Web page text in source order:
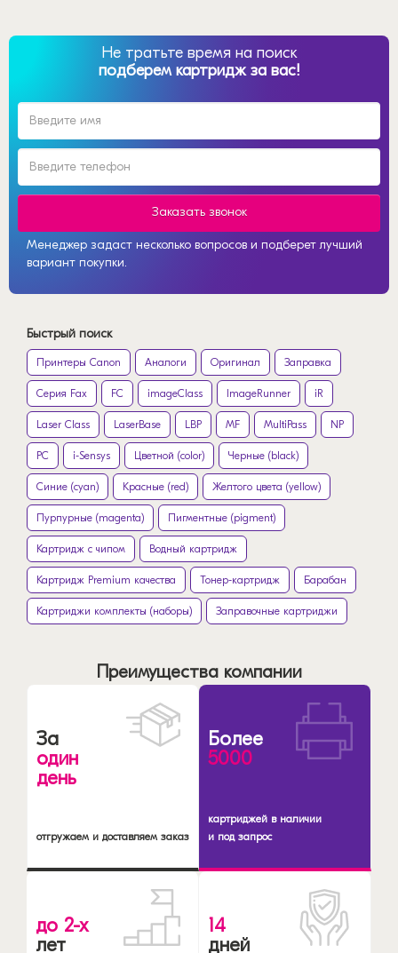
Не тратьте время на поиск
подберем картридж за вас!
Заказать звонок
Менеджер задаст несколько вопросов и подберет лучший
вариант покупки.
Быстрый поиск
Принтеры Canon Аналоги Оригинал Заправка
Серия Fax FC imageClass ImageRunner iR
Laser Class LaserBase LBP MF MultiPass NP
PC i-Sensys Цветной (color) Черные (black)
Синие (cyan) Красные (red) Желтого цвета (yellow)
Пурпурные (magenta) Пигментные (pigment)
Картридж с чипом Водный картридж
Картридж Premium качества Тонер-картридж Барабан
Картриджи комплекты (наборы) Заправочные картриджи
Преимущества компании
За
один
день
отгружаем и доставляем заказ
Более
5000
картриджей в наличии
и под запрос
до 2-х
лет
14
дней